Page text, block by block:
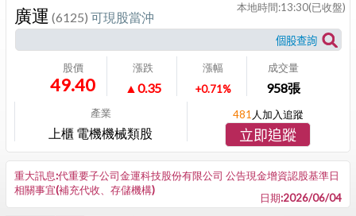
廣運 (6125) 可現股當沖
股價
49.40
漲跌
▲0.35
漲幅
+0.71%
成交量
958張
產業
上櫃 電機機械類股
本地時間:13:30(已收盤)
481 人加入追蹤
立即追蹤
重大訊息:代重要子公司金運科技股份有限公司 公告現金增資認股基準日
相關事宜(補充代收、存儲機構)
日期:2026/06/04